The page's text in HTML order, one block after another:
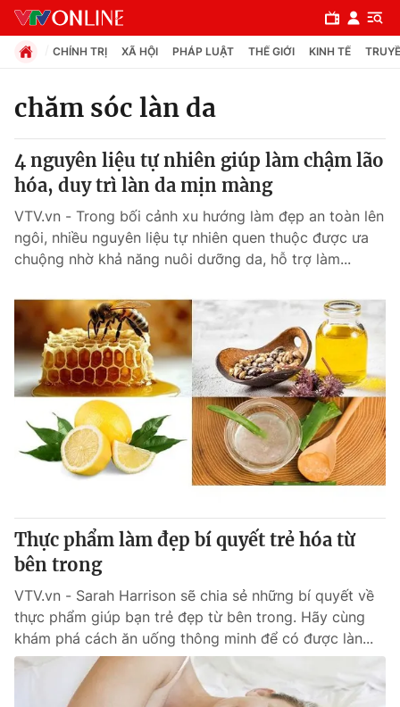
Chuyên mục
Chính trị
Xã hội
Y tế
Thế giới
Tin tức
Thế giới đó đây
Kinh tế
Tài chính
Góc doanh nghiệp
Truyền hình
Hậu trường
Nhân vật
Giải trí
Điện ảnh
Âm nhạc
Đời sống
Giáo dục
CHÍNH TRỊ XÃ HỘI PHÁP LUẬT THẾ GIỚI KINH TẾ
chăm sóc làn da
4 nguyên liệu tự nhiên giúp làm chậm lão
hóa, duy trì làn da mịn màng
VTV.vn - Trong bối cảnh xu hướng làm đẹp an toàn lên
ngôi, nhiều nguyên liệu tự nhiên quen thuộc được ưa
chuộng nhờ khả năng nuôi dưỡng da, hỗ trợ làm...
Thực phẩm làm đẹp bí quyết trẻ hóa từ
bên trong
VTV.vn - Sarah Harrison sẽ chia sẻ những bí quyết về
thực phẩm giúp bạn trẻ đẹp từ bên trong. Hãy cùng
khám phá cách ăn uống thông minh để có được làn...